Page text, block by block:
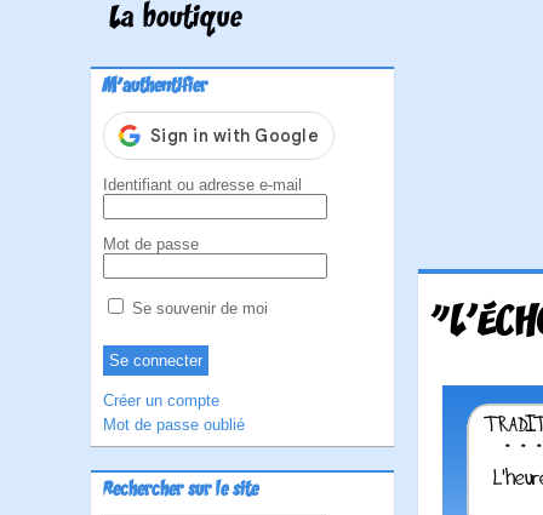
La boutique
M'authentifier
Identifiant ou adresse e-mail
Mot de passe
Se souvenir de moi
Créer un compte
Mot de passe oublié
Rechercher sur le site